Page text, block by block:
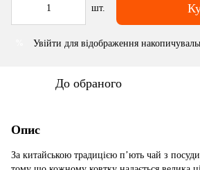
шт.
Увійти для відображення
До обраного
Опис
За китайською традицією п’ють чай з